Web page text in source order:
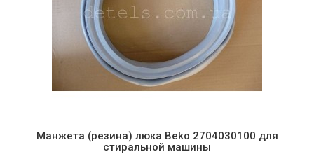
Манжета (резина) люка Beko 2704030100 для
стиральной машины